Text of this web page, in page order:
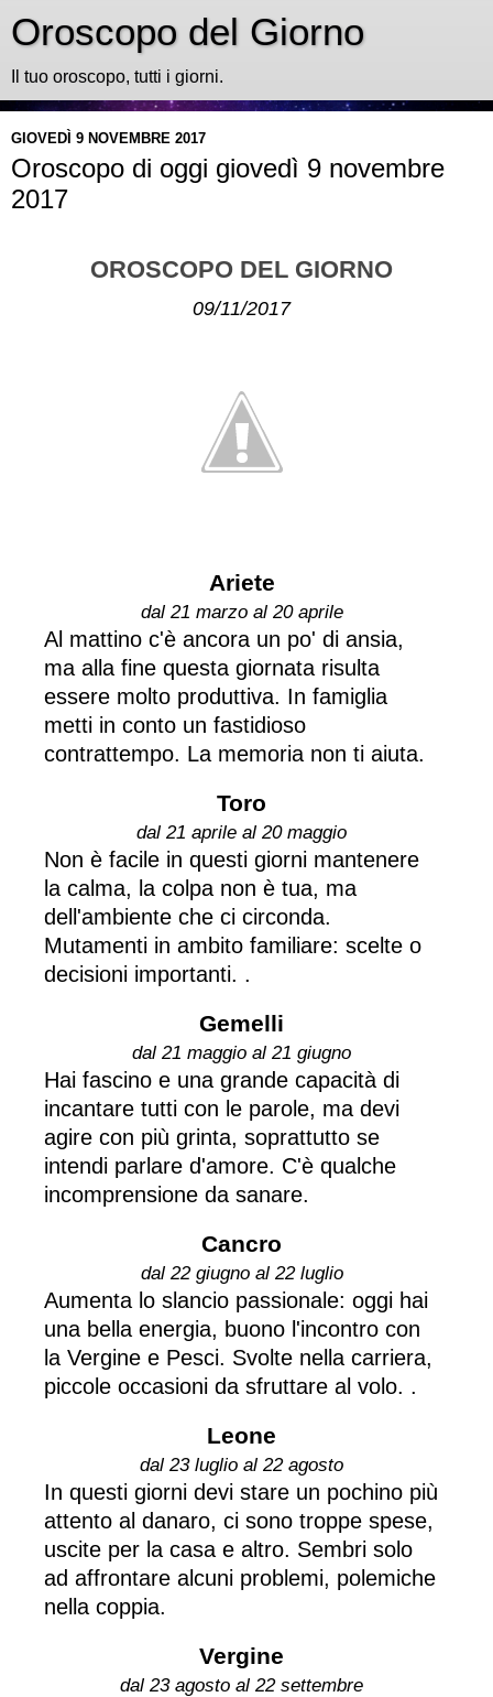
Oroscopo del Giorno
Il tuo oroscopo, tutti i giorni.
GIOVEDÌ 9 NOVEMBRE 2017
Oroscopo di oggi giovedì 9 novembre
2017
OROSCOPO DEL GIORNO
09/11/2017
Ariete
dal 21 marzo al 20 aprile
Al mattino c'è ancora un po' di ansia,
ma alla fine questa giornata risulta
essere molto produttiva. In famiglia
metti in conto un fastidioso
contrattempo. La memoria non ti aiuta.
Toro
dal 21 aprile al 20 maggio
Non è facile in questi giorni mantenere
la calma, la colpa non è tua, ma
dell'ambiente che ci circonda.
Mutamenti in ambito familiare: scelte o
decisioni importanti. .
Gemelli
dal 21 maggio al 21 giugno
Hai fascino e una grande capacità di
incantare tutti con le parole, ma devi
agire con più grinta, soprattutto se
intendi parlare d'amore. C'è qualche
incomprensione da sanare.
Cancro
dal 22 giugno al 22 luglio
Aumenta lo slancio passionale: oggi hai
una bella energia, buono l'incontro con
la Vergine e Pesci. Svolte nella carriera,
piccole occasioni da sfruttare al volo. .
Leone
dal 23 luglio al 22 agosto
In questi giorni devi stare un pochino più
attento al danaro, ci sono troppe spese,
uscite per la casa e altro. Sembri solo
ad affrontare alcuni problemi, polemiche
nella coppia.
Vergine
dal 23 agosto al 22 settembre